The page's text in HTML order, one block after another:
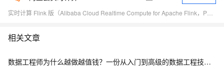
相关文章
数据工程师为什么越做越值钱？一份从入门到高级的数据工程技能树、项目实战与简历升级指南